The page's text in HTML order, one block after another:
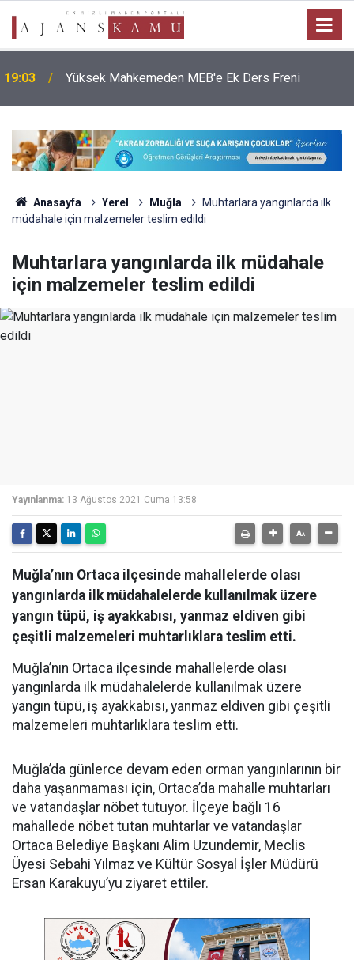
19:03 Yüksek Mahkemeden MEB'e Ek Ders Freni
Anasayfa Yerel Muğla
Muhtarlara yangınlarda ilk
müdahale için malzemeler teslim edildi
Muhtarlara yangınlarda ilk müdahale
için malzemeler teslim edildi
Yayınlanma: 13 Ağustos 2021 Cuma 13:58
Muğla’nın Ortaca ilçesinde mahallelerde olası
yangınlarda ilk müdahalelerde kullanılmak üzere
yangın tüpü, iş ayakkabısı, yanmaz eldiven gibi
çeşitli malzemeleri muhtarlıklara teslim etti.
Muğla’nın Ortaca ilçesinde mahallelerde olası
yangınlarda ilk müdahalelerde kullanılmak üzere
yangın tüpü, iş ayakkabısı, yanmaz eldiven gibi çeşitli
malzemeleri muhtarlıklara teslim etti.
Muğla’da günlerce devam eden orman yangınlarının bir
daha yaşanmaması için, Ortaca’da mahalle muhtarları
ve vatandaşlar nöbet tutuyor. İlçeye bağlı 16
mahallede nöbet tutan muhtarlar ve vatandaşlar
Ortaca Belediye Başkanı Alim Uzundemir, Meclis
Üyesi Sebahi Yılmaz ve Kültür Sosyal İşler Müdürü
Ersan Karakuyu’yu ziyaret ettiler.